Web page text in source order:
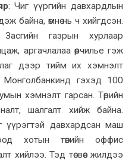
: Чиг үүргийн давхардлын
байна, өмнө нь ч хийгдсэн.
газрын хурлаар
аргачлалаа өөрчилье гэж
дээр тийм их хэмнэлт
инд гэхэд 100
хэмнэлт гарсан. Төрийн
шалгалт хийж байна.
үүрэгтэй давхардсан маш
хотын төвийн оффис
хийлээ. Тэд төсвөөс жилдээ